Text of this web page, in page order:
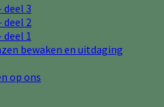
deel 3
deel 2
1
bewaken en uitdaging
op ons